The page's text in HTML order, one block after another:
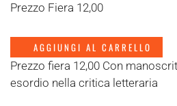
Prezzo Fiera 12,00
AGGIUNGI AL CARRELLO
Prezzo fiera 12,00 Con
esordio nella critica letteraria